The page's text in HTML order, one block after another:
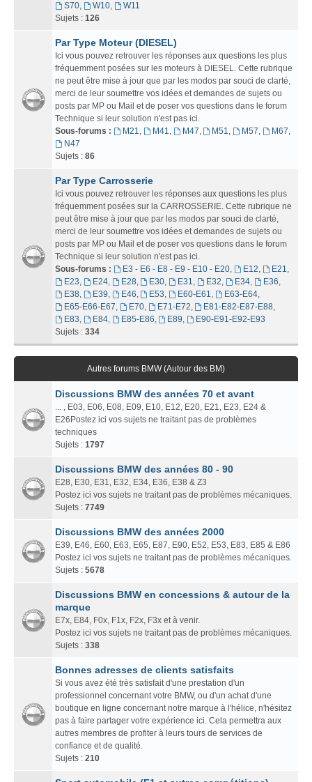
S70, W10,
W11
Sujets : 126
Par Type Moteur (DIESEL)
Ici vous pouvez retrouver les réponses aux questions les plus
fréquemment posées sur les moteurs à DIESEL. Cette rubrique
ne peut être mise à jour que par les modos par souci de clarté,
merci de leur soumettre vos idées et demandes de sujets ou
posts par MP ou Mail et de poser vos questions dans le forum
Technique si leur solution n'est pas ici.
Sous-forums :
M21, M41, M47, M51, M57, M67,
N47
Sujets : 86
Par Type Carrosserie
Ici vous pouvez retrouver les réponses aux questions les plus
fréquemment posées sur la CARROSSERIE. Cette rubrique ne
peut être mise à jour que par les modos par souci de clarté,
merci de leur soumettre vos idées et demandes de sujets ou
posts par MP ou Mail et de poser vos questions dans le forum
Technique si leur solution n'est pas ici.
Sous-forums :
E3 - E6 - E8 - E9 - E10 - E20, E12, E21,
E23, E24, E28, E30, E31, E32, E34, E36,
E38, E39, E46, E53, E60-E61, E63-E64,
E65-E66-E67, E70, E71-E72, E81-E82-E87-E88,
E83, E84, E85-E86, E89,
E90-E91-E92-E93
Sujets : 334
Autres forums BMW (Autour des BM)
Discussions BMW des années 70 et avant
... , E03, E06, E08, E09, E10, E12, E20, E21, E23, E24 &
E26Postez ici vos sujets ne traitant pas de problèmes
techniques
Sujets : 1797
Discussions BMW des années 80 - 90
E28, E30, E31, E32, E34, E36, E38 & Z3
Postez ici vos sujets ne traitant pas de problèmes mécaniques.
Sujets : 7749
Discussions BMW des années 2000
E39, E46, E60, E63, E65, E87, E90, E52, E53, E83, E85 & E86
Postez ici vos sujets ne traitant pas de problèmes mécaniques.
Sujets : 5678
Discussions BMW en concessions & autour de la
marque
E7x, E84, F0x, F1x, F2x, F3x et à venir.
Postez ici vos sujets ne traitant pas de problèmes mécaniques.
Sujets : 338
Bonnes adresses de clients satisfaits
Si vous avez été très satisfait d'une prestation d'un
professionnel concernant votre BMW, ou d'un achat d'une
boutique en ligne concernant notre marque à l'hélice, n'hésitez
pas à faire partager votre expérience ici. Cela permettra aux
autres membres de profiter à leurs tours de services de
confiance et de qualité.
Sujets : 210